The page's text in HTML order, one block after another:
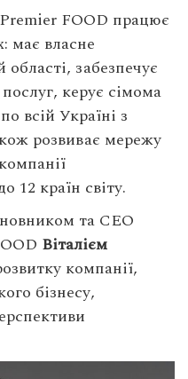
FOOD працює
має власне
забезпечує
керує сімома
всій Україні з
розвиває мережу
12 країн світу.
та CEO
Віталієм
компанії,
бізнесу,